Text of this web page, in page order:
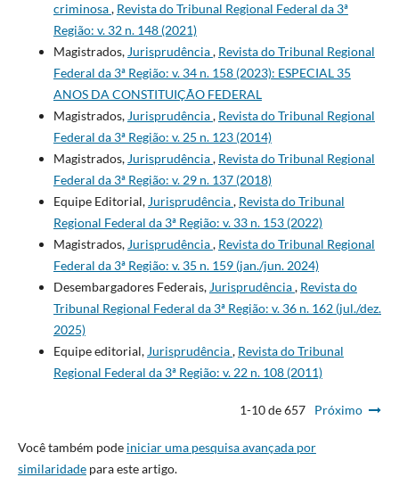
criminosa, Revista do Tribunal Regional Federal da 3ª
Região: v. 32 n. 148 (2021)
Magistrados, Jurisprudência, Revista do Tribunal Regional
Federal da 3ª Região: v. 34 n. 158 (2023): ESPECIAL 35
ANOS DA CONSTITUIÇÃO FEDERAL
Magistrados, Jurisprudência, Revista do Tribunal Regional
Federal da 3ª Região: v. 25 n. 123 (2014)
Magistrados, Jurisprudência, Revista do Tribunal Regional
Federal da 3ª Região: v. 29 n. 137 (2018)
Equipe Editorial, Jurisprudência, Revista do Tribunal
Regional Federal da 3ª Região: v. 33 n. 153 (2022)
Magistrados, Jurisprudência, Revista do Tribunal Regional
Federal da 3ª Região: v. 35 n. 159 (jan./jun. 2024)
Desembargadores Federais, Jurisprudência, Revista do
Tribunal Regional Federal da 3ª Região: v. 36 n. 162 (jul./dez.
2025)
Equipe editorial, Jurisprudência, Revista do Tribunal
Regional Federal da 3ª Região: v. 22 n. 108 (2011)
1-10 de 657 Próximo
Você também pode iniciar uma pesquisa avançada por
similaridadepara este artigo.